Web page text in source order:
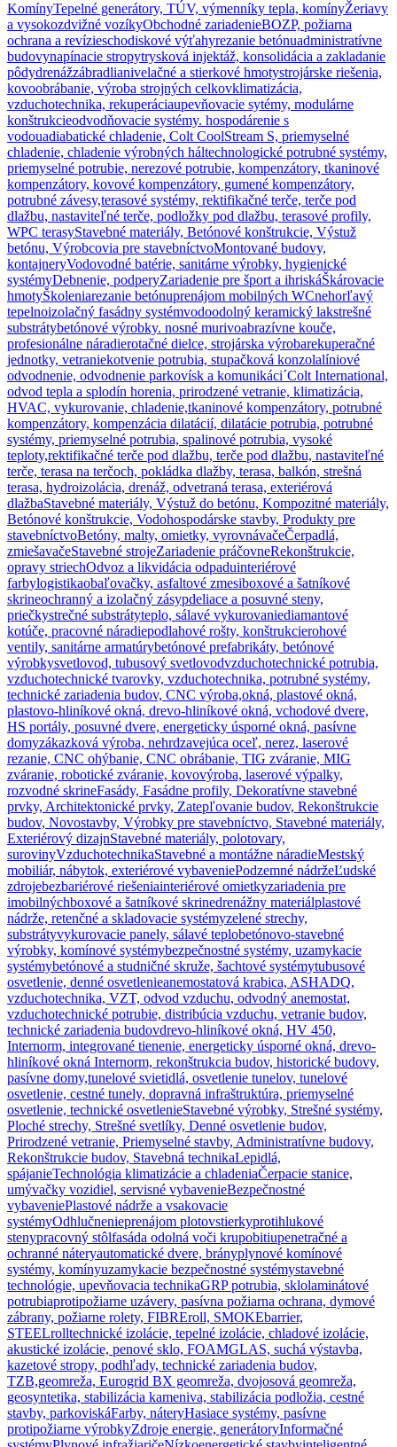
KomínyTepelné generátory, TÚV, výmenníky tepla, komínyŽeriavy
a vysokozdvižné vozíkyObchodné zariadenieBOZP, požiarna
ochrana a revízieschodiskové výťahyrezanie betónuadministratívne
budovynapínacie stropytrysková injektáž, konsolidácia a zakladanie
pôdydrenážzábradlianivelačné a stierkové hmotystrojárske riešenia,
kovoobrábanie, výroba strojných celkovklimatizácia,
vzduchotechnika, rekuperáciaupevňovacie sytémy, modulárne
konštrukcieodvodňovacie systémy. hospodárenie s
vodouadiabatické chladenie, Colt CoolStream S, priemyselné
chladenie, chladenie výrobných háltechnologické potrubné systémy,
priemyselné potrubie, nerezové potrubie, kompenzátory, tkaninové
kompenzátory, kovové kompenzátory, gumené kompenzátory,
potrubné závesy,terasové systémy, rektifikačné terče, terče pod
dlažbu, nastaviteľné terče, podložky pod dlažbu, terasové profily,
WPC terasyStavebné materiály, Betónové konštrukcie, Výstuž
betónu, Výrobcovia pre stavebníctvoMontované budovy,
kontajneryVodovodné batérie, sanitárne výrobky, hygienické
systémyDebnenie, podperyZariadenie pre šport a ihriskáŠkárovacie
hmotyŠkoleniarezanie betónuprenájom mobilných WCnehorľavý
tepelnoizolačný fasádny systémvodoodolný keramický lakstrešné
substrátybetónové výrobky. nosné murivoabrazívne kouče,
profesionálne náradierotačné dielce, strojárska výrobarekuperačné
jednotky, vetraniekotvenie potrubia, stupačková konzolalíniové
odvodnenie, odvodnenie parkovísk a komunikáci´Colt International,
odvod tepla a splodín horenia, prirodzené vetranie, klimatizácia,
HVAC, vykurovanie, chladenie,tkaninové kompenzátory, potrubné
kompenzátory, kompenzácia dilatácií, dilatácie potrubia, potrubné
systémy, priemyselné potrubia, spalinové potrubia, vysoké
teploty,rektifikačné terče pod dlažbu, terče pod dlažbu, nastaviteľné
terče, terasa na terčoch, pokládka dlažby, terasa, balkón, strešná
terasa, hydroizolácia, drenáž, odvetraná terasa, exteriérová
dlažbaStavebné materiály, Výstuž do betónu, Kompozitné materiály,
Betónové konštrukcie, Vodohospodárske stavby, Produkty pre
stavebníctvoBetóny, malty, omietky, vyrovnávačeČerpadlá,
zmiešavačeStavebné strojeZariadenie práčovneRekonštrukcie,
opravy striechOdvoz a likvidácia odpaduinteriérové
farbylogistikaobaľovačky, asfaltové zmesiboxové a šatníkové
skrineochranný a izolačný zásypdeliace a posuvné steny,
priečkystrečné substrátyteplo, sálavé vykurovaniediamantové
kotúče, pracovné náradiepodlahové rošty, konštrukcierohové
ventily, sanitárne armatúrybetónové prefabrikáty, betónové
výrobkysvetlovod, tubusový svetlovodvzduchotechnické potrubia,
vzduchotechnické tvarovky, vzduchotechnika, potrubné systémy,
technické zariadenia budov, CNC výroba,okná, plastové okná,
plastovo-hliníkové okná, drevo-hliníkové okná, vchodové dvere,
HS portály, posuvné dvere, energeticky úsporné okná, pasívne
domyzákazková výroba, nehrdzavejúca oceľ, nerez, laserové
rezanie, CNC ohýbanie, CNC obrábanie, TIG zváranie, MIG
zváranie, robotické zváranie, kovovýroba, laserové výpalky,
rozvodné skrineFasády, Fasádne profily, Dekoratívne stavebné
prvky, Architektonické prvky, Zatepľovanie budov, Rekonštrukcie
budov, Novostavby, Výrobky pre stavebníctvo, Stavebné materiály,
Exteriérový dizajnStavebné materiály, polotovary,
surovinyVzduchotechnikaStavebné a montážne náradieMestský
mobiliár, nábytok, exteriérové vybaveniePodzemné nádržeĽudské
zdrojebezbariérové riešeniainteriérové omietkyzariadenia pre
imobilnýchboxové a šatníkové skrinedrenážny materiálplastové
nádrže, retenčné a skladovacie systémyzelené strechy,
substrátyvykurovacie panely, sálavé teplobetónovo-stavebné
výrobky, komínové systémybezpečnostné systémy, uzamykacie
systémybetónové a studničné skruže, šachtové systémytubusové
osvetlenie, denné osvetlenieanemostatová krabica, ASHADQ,
vzduchotechnika, VZT, odvod vzduchu, odvodný anemostat,
vzduchotechnické potrubie, distribúcia vzduchu, vetranie budov,
technické zariadenia budovdrevo-hliníkové okná, HV 450,
Internorm, integrované tienenie, energeticky úsporné okná, drevo-
hliníkové okná Internorm, rekonštrukcia budov, historické budovy,
pasívne domy,tunelové svietidlá, osvetlenie tunelov, tunelové
osvetlenie, cestné tunely, dopravná infraštruktúra, priemyselné
osvetlenie, technické osvetlenieStavebné výrobky, Strešné systémy,
Ploché strechy, Strešné svetlíky, Denné osvetlenie budov,
Prirodzené vetranie, Priemyselné stavby, Administratívne budovy,
Rekonštrukcie budov, Stavebná technikaLepidlá,
spájanieTechnológia klimatizácie a chladeniaČerpacie stanice,
umývačky vozidiel, servisné vybavenieBezpečnostné
vybaveniePlastové nádrže a vsakovacie
systémyOdhlučnenieprenájom plotovstierkyprotihlukové
stenypracovný stôlfasáda odolná voči krupobitiupenetračné a
ochranné náteryautomatické dvere, brányplynové komínové
systémy, komínyuzamykacie bezpečnostné systémystavebné
technológie, upevňovacia technikaGRP potrubia, sklolaminátové
potrubiaprotipožiarne uzávery, pasívna požiarna ochrana, dymové
zábrany, požiarne rolety, FIBREroll, SMOKEbarrier,
STEELrolltechnické izolácie, tepelné izolácie, chladové izolácie,
akustické izolácie, penové sklo, FOAMGLAS, suchá výstavba,
kazetové stropy, podhľady, technické zariadenia budov,
TZB,geomreža, Eurogrid BX geomreža, dvojosová geomreža,
geosyntetika, stabilizácia kameniva, stabilizácia podložia, cestné
stavby, parkoviskáFarby, náteryHasiace systémy, pasívne
protipožiarne výrobkyZdroje energie, generátoryInformačné